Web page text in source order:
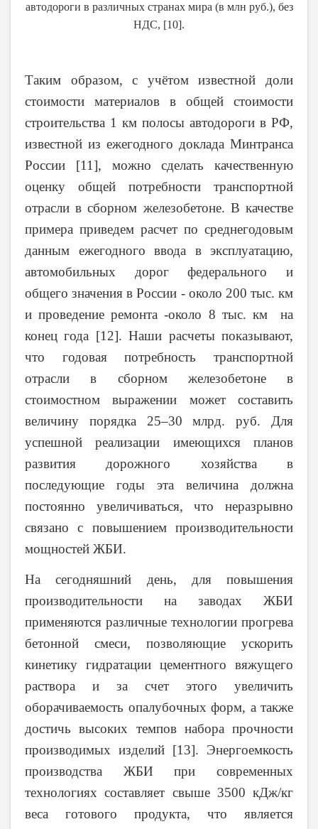
автодороги в различных странах мира (в млн руб.), без
НДС, [10].
Таким образом, с учётом известной доли
стоимости материалов в общей стоимости
строительства 1 км полосы автодороги в РФ,
известной из ежегодного доклада Минтранса
России [11], можно сделать качественную
оценку общей потребности транспортной
отрасли в сборном железобетоне. В качестве
примера приведем расчет по среднегодовым
данным ежегодного ввода в эксплуатацию,
автомобильных дорог федерального и
общего значения в России - около 200 тыс. км
и проведение ремонта -около 8 тыс. км на
конец года [12]. Наши расчеты показывают,
что годовая потребность транспортной
отрасли в сборном железобетоне в
стоимостном выражении может составить
величину порядка 25–30 млрд. руб. Для
успешной реализации имеющихся планов
развития дорожного хозяйства в
последующие годы эта величина должна
постоянно увеличиваться, что неразрывно
связано с повышением производительности
мощностей ЖБИ.
На сегодняшний день, для повышения
производительности на заводах ЖБИ
применяются различные технологии прогрева
бетонной смеси, позволяющие ускорить
кинетику гидратации цементного вяжущего
раствора и за счет этого увеличить
оборачиваемость опалубочных форм, а также
достичь высоких темпов набора прочности
производимых изделий [13]. Энергоемкость
производства ЖБИ при современных
технологиях составляет свыше 3500 кДж/кг
веса готового продукта, что является